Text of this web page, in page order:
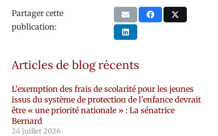
Partager cette
publication:
Articles de blog récents
L’exemption des frais de scolarité pour les jeunes
issus du système de protection de l’enfance devrait
être « une priorité nationale » : La sénatrice
Bernard
24 juillet 2026